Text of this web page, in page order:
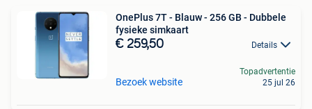
OnePlus 7T - Blauw - 256 GB - Dubbele
fysieke simkaart
€ 259,50 Details
Bezoek website
Topadvertentie
25 jul 26